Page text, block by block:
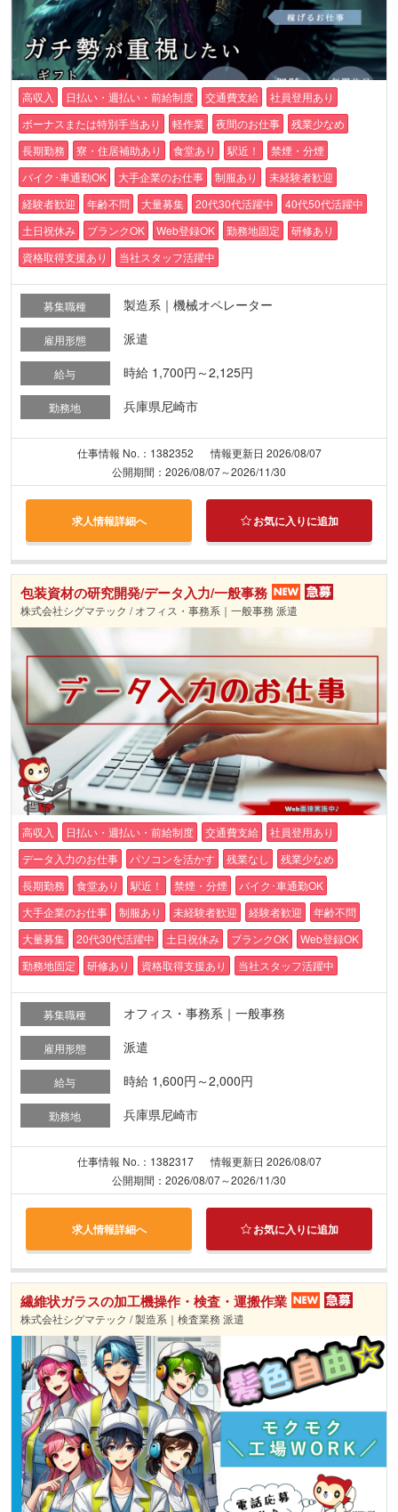
高収入 日払い・週払い・前給制度 交通費支給
社員登用あり
ボーナスまたは特別手当あり
軽作業 夜間のお仕事
残業少なめ
長期勤務
寮・住居補助あり 食堂あり 駅近！
禁煙・分煙
バイク･車通勤OK
大手企業のお仕事 制服あり
未経験者歓迎
経験者歓迎
年齢不問 大量募集 20代30代活躍中
40代50代活躍中
土日祝休み
ブランクOK Web登録OK 勤務地固定
研修あり
資格取得支援あり
当社スタッフ活躍中
募集職種 製造系｜機械オペレーター
雇用形態 派遣
給与 時給 1,700円～2,125円
勤務地 兵庫県尼崎市
仕事情報 No.：1382352
情報更新日 2026/08/07
公開期間：2026/08/07～2026/11/30
求人情報詳細へ お気に入りに追加
包装資材の研究開発/データ入力/一般事務
株式会社シグマテック / オフィス・事務系｜一般事務 派遣
高収入 日払い・週払い・前給制度 交通費支給
社員登用あり
データ入力のお仕事
パソコンを活かす 残業なし
残業少なめ
長期勤務
食堂あり 駅近！ 禁煙・分煙
バイク･車通勤OK
大手企業のお仕事
制服あり 未経験者歓迎 経験者歓迎
年齢不問
大量募集
20代30代活躍中 土日祝休み ブランクOK
Web登録OK
勤務地固定
研修あり 資格取得支援あり 当社スタッフ活躍中
募集職種 オフィス・事務系｜一般事務
雇用形態 派遣
給与 時給 1,600円～2,000円
勤務地 兵庫県尼崎市
仕事情報 No.：1382317
情報更新日 2026/08/07
公開期間：2026/08/07～2026/11/30
求人情報詳細へ お気に入りに追加
繊維状ガラスの加工機操作・検査・運搬作業
株式会社シグマテック / 製造系｜検査業務 派遣